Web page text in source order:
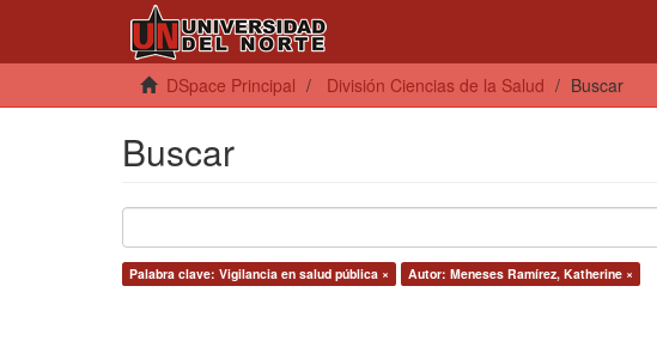
DSpace Principal División Ciencias de la Salud Buscar
Buscar
Palabra clave: Vigilancia en salud pública × Autor: Meneses Ramírez, Katherine ×